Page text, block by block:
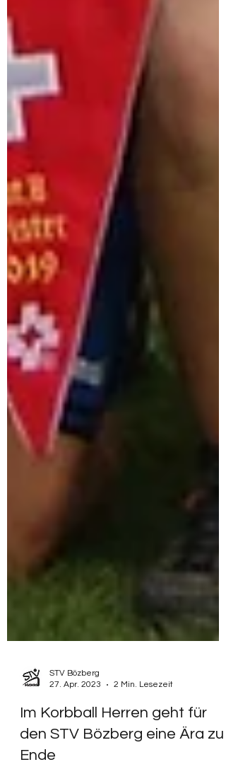
STV Bözberg
27. Apr. 2023
2 Min. Lesezeit
Im Korbball Herren geht für